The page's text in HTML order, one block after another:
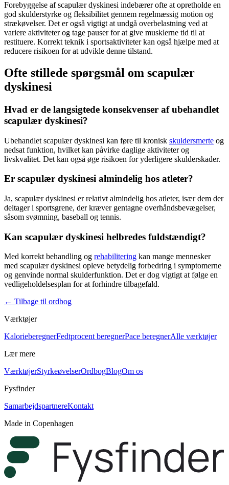
Forebyggelse afscapulær dyskinesi indebærer ofte at opretholde en
god skulderstyrke og fleksibilitet gennem regelmæssig motion og
strækøvelser. Det er også vigtigt at undgå overbelastning ved at
variere aktiviteter og tage pauser for at give musklerne tid til at
restituere. Korrekt teknik i sportsaktiviteter kan også hjælpe med at
reducere risikoen for at udvikle denne tilstand.
Ofte stillede spørgsmål om scapulær
dyskinesi
Hvad er de langsigtede konsekvenser af ubehandlet
scapulær dyskinesi?
Ubehandlet scapulær dyskinesi kan føre til kronisk skuldersmerte og
nedsat funktion, hvilket kan påvirke daglige aktiviteter og
livskvalitet. Det kan også øge risikoen for yderligere skulderskader.
Er scapulær dyskinesi almindelig hos atleter?
Ja, scapulær dyskinesi er relativt almindelig hos atleter, især dem der
deltager i sportsgrene, der kræver gentagne overhåndsbevægelser,
såsom svømning, baseball og tennis.
Kan scapulær dyskinesi helbredes fuldstændigt?
Med korrekt behandling og rehabilitering kan mange mennesker
med scapulær dyskinesi opleve betydelig forbedring i symptomerne
og genvinde normal skulderfunktion. Det er dog vigtigt at følge en
vedligeholdelsesplan for at forhindre tilbagefald.
← Tilbage til ordbog
Værktøjer
KalorieberegnerFedtprocent beregnerPace beregnerAlle værktøjer
Lær mere
VærktøjerStyrkeøvelserOrdbogBlogOm os
Fysfinder
SamarbejdspartnereKontakt
Made in Copenhagen